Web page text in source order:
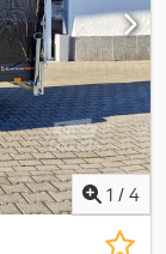
1 / 4